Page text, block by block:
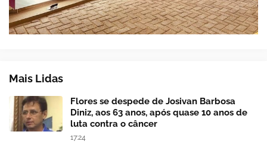
Mais Lidas
Flores se despede de Josivan Barbosa
Diniz, aos 63 anos, após quase 10 anos de
luta contra o câncer
17:24